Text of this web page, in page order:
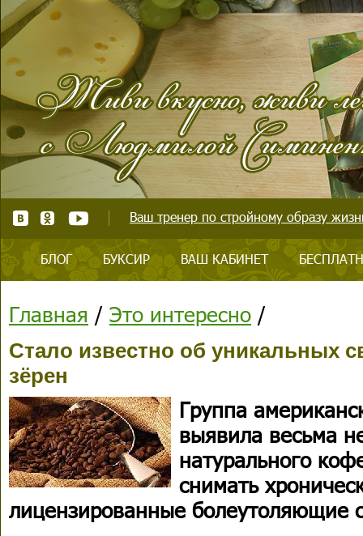
Ваш тренер по стройному образу
БЛОГ БУКСИР ВАШ КАБИНЕТ
Главная / Это интересно /
Стало известно об уникальных
зёрен
Группа
выявила весьма
натурального
снимать
лицензированные болеутоляющие